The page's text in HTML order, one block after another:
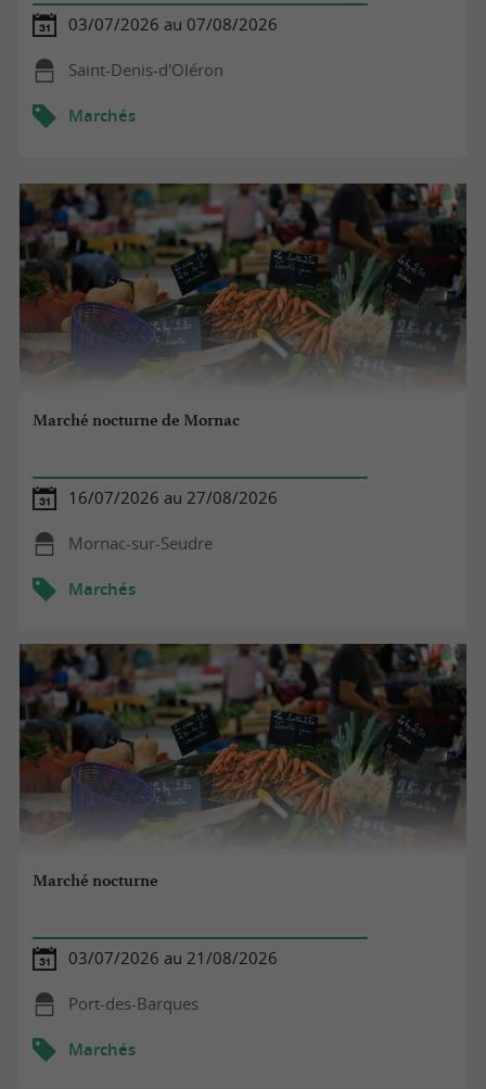
03/07/2026 au 07/08/2026
Saint-Denis-d'Oléron
Marchés
Marché nocturne de Mornac
16/07/2026 au 27/08/2026
Mornac-sur-Seudre
Marchés
Marché nocturne
03/07/2026 au 21/08/2026
Port-des-Barques
Marchés